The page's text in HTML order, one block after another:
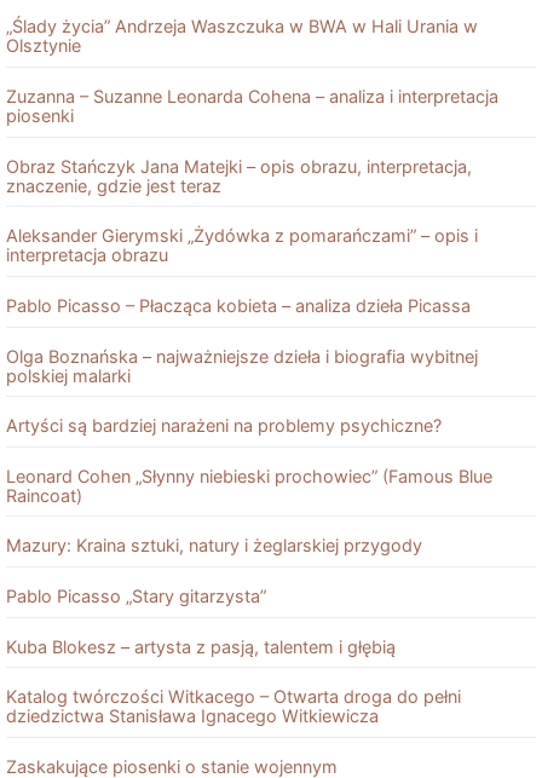
„Ślady życia” Andrzeja Waszczuka w BWA w Hali Urania w
Olsztynie
Zuzanna – Suzanne Leonarda Cohena – analiza i interpretacja
piosenki
Obraz Stańczyk Jana Matejki – opis obrazu, interpretacja,
znaczenie, gdzie jest teraz
Aleksander Gierymski „Żydówka z pomarańczami” – opis i
interpretacja obrazu
Pablo Picasso – Płacząca kobieta – analiza dzieła Picassa
Olga Boznańska – najważniejsze dzieła i biografia wybitnej
polskiej malarki
Artyści są bardziej narażeni na problemy psychiczne?
Leonard Cohen „Słynny niebieski prochowiec” (Famous Blue
Raincoat)
Mazury: Kraina sztuki, natury i żeglarskiej przygody
Pablo Picasso „Stary gitarzysta”
Kuba Blokesz – artysta z pasją, talentem i głębią
Katalog twórczości Witkacego – Otwarta droga do pełni
dziedzictwa Stanisława Ignacego Witkiewicza
Zaskakujące piosenki o stanie wojennym